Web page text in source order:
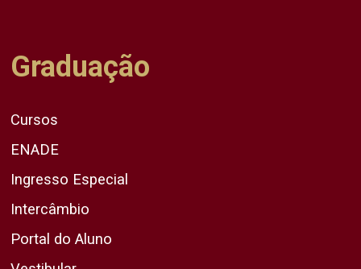
Graduação
Cursos
ENADE
Ingresso Especial
Intercâmbio
Portal do Aluno